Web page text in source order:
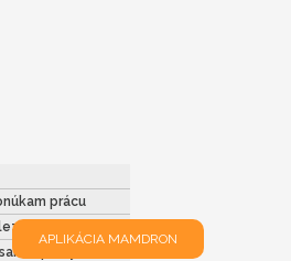
prácu
APLIKÁCIA MAMDRON